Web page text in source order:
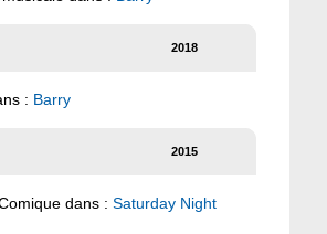
2018
: Barry
2015
dans : Saturday Night